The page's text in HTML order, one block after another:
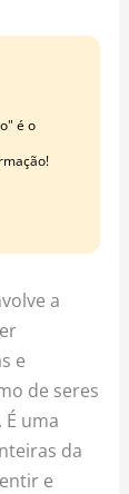
é o
a
e
de seres
uma
da
e